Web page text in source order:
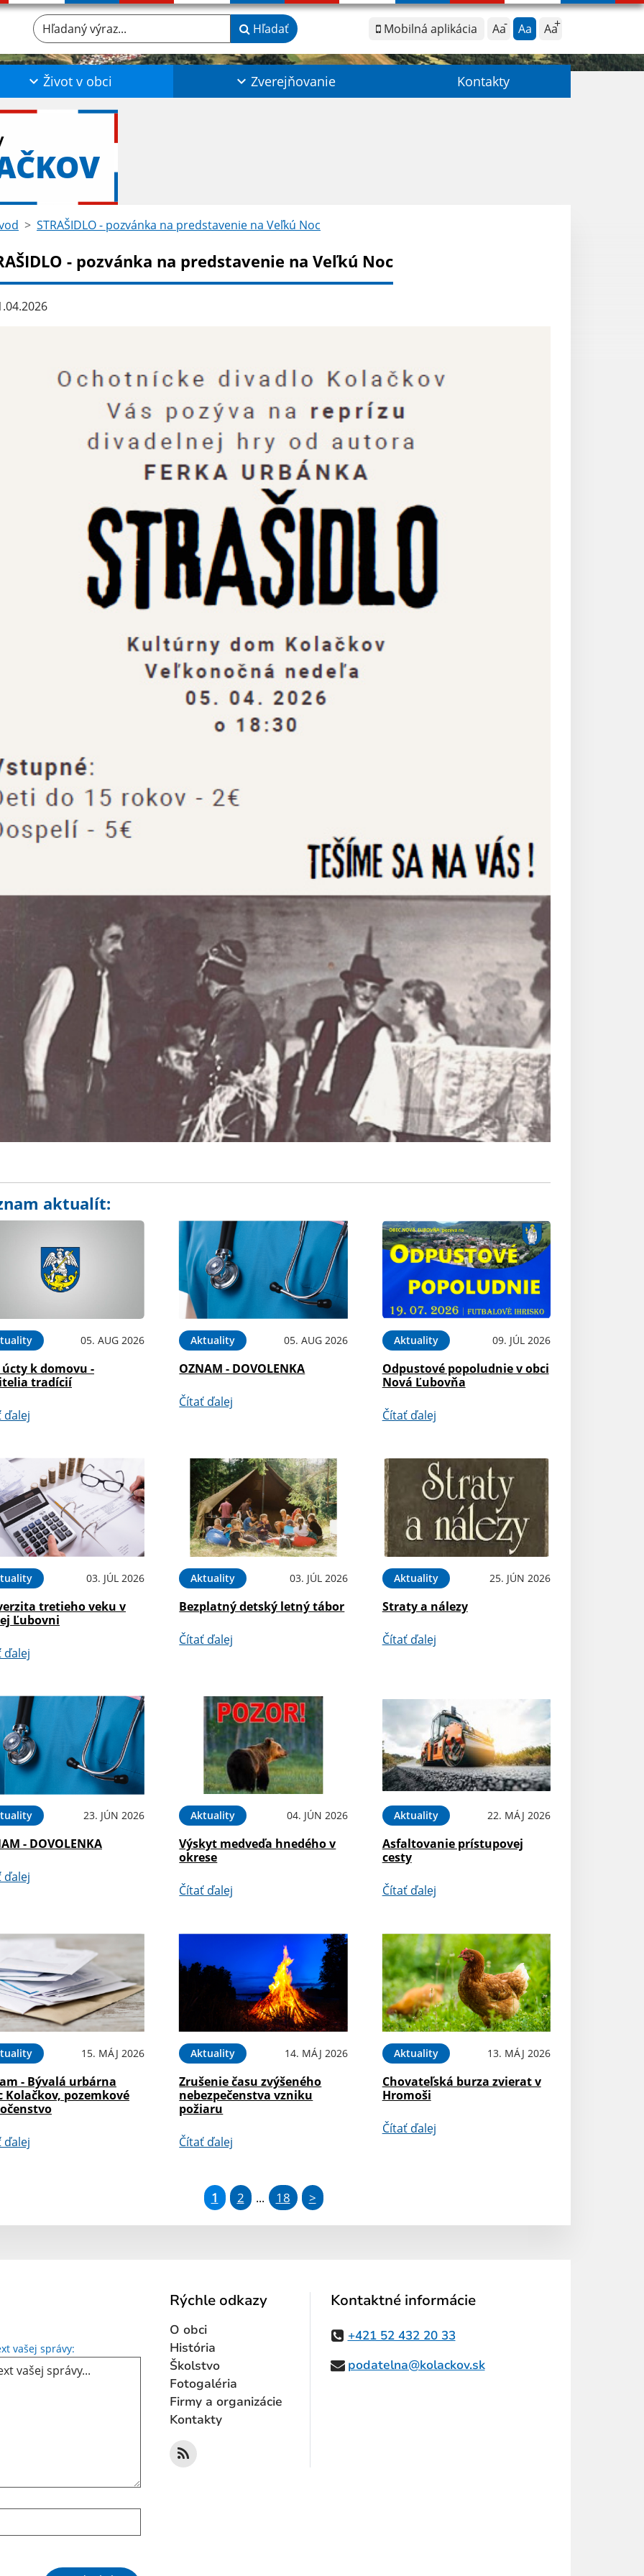
Mobilná aplikácia Aa Aa Aa
Hľadaný výraz... Hľadať
Život v obci Zverejňovanie Kontakty
STRAŠIDLO - pozvánka na predstavenie na Veľkú Noc
- pozvánka na predstavenie na Veľkú Noc
aktualít:
05. AUG 2026
úcty k domovu -
tradícií
ďalej
Aktuality 05. AUG 2026
OZNAM - DOVOLENKA
Čítať ďalej
Aktuality 09. JÚL 2026
Odpustové popoludnie v obci
Nová Ľubovňa
Čítať ďalej
03. JÚL 2026
tretieho veku v
Ľubovni
ďalej
Aktuality 03. JÚL 2026
Bezplatný detský letný tábor
Čítať ďalej
Aktuality 25. JÚN 2026
Straty a nálezy
Čítať ďalej
23. JÚN 2026
- DOVOLENKA
ďalej
Aktuality 04. JÚN 2026
Výskyt medveďa hnedého v
okrese
Čítať ďalej
Aktuality 22. MÁJ 2026
Asfaltovanie prístupovej
cesty
Čítať ďalej
15. MÁJ 2026
- Bývalá urbárna
Kolačkov, pozemkové
ďalej
Aktuality 14. MÁJ 2026
Zrušenie času zvýšeného
nebezpečenstva vzniku
požiaru
Čítať ďalej
Aktuality 13. MÁJ 2026
Chovateľská burza zvierat v
Hromoši
Čítať ďalej
1 2 ... 18 >
vašej správy: Text vašej správy...
Rýchle odkazy
O obci
História
Školstvo
Fotogaléria
Firmy a organizácie
Kontakty
Kontaktné informácie
+421 52 432 20 33
podatelna@kolackov.sk